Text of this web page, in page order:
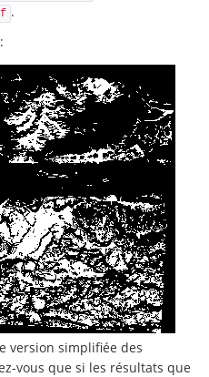
.
version simplifiée des
vous que si les résultats que